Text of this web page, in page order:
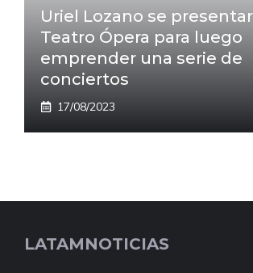
Uriel Lozano se
Teatro Ópera para luego
emprender una serie de
conciertos
17/08/2023
LATAMNOTICIAS